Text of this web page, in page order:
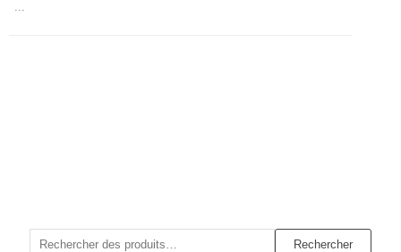
Rechercher : Rechercher